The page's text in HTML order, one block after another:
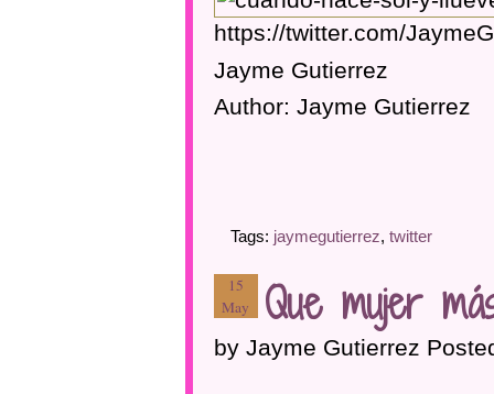
https://twitter.com/
Jayme Gutierrez
Author: Jayme Gutierrez
Tags: jaymegutierrez, twitter
15
May
Que mujer
by Jayme Gutierrez